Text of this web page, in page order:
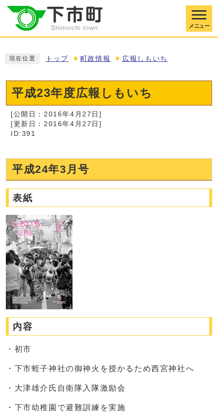
メニュー
現在位置 トップ 町政情報 広報しもいち
平成23年度広報しもいち
[公開日：2016年4月27日]
[更新日：2016年4月27日]
ID:391
平成24年3月号
表紙
内容
・初市
・下市蛭子神社の御神火を授かるため西宮神社へ
・大津雄介氏自衛隊入隊激励会
・下市幼稚園で避難訓練を実施